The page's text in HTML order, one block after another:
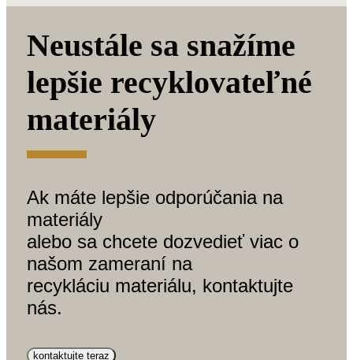
Neustále sa snažíme
lepšie recyklovateľné
materiály
Ak máte lepšie odporúčania na
materiály
alebo sa chcete dozvedieť viac o
našom zameraní na
recykláciu materiálu, kontaktujte
nás.
kontaktujte teraz